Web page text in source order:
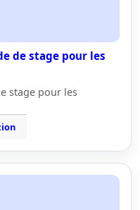
de stage pour les
stage pour les